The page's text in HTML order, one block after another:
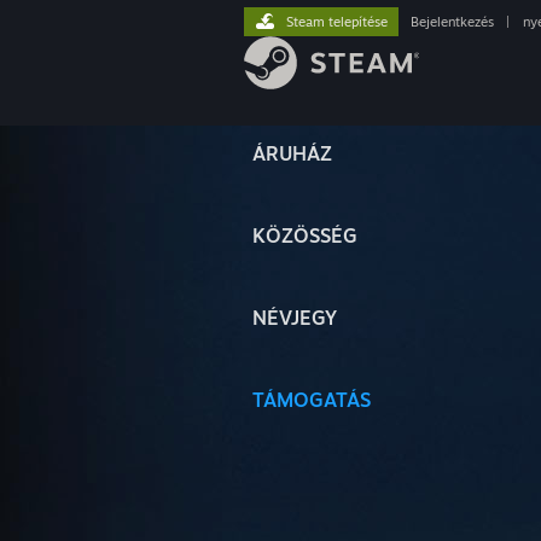
ÁRUHÁZ
KÖZÖSSÉG
NÉVJEGY
TÁMOGATÁS
Steam telepítése Bejelentkezés